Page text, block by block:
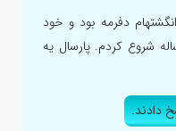
دفرمه بود و خود
شروع کردم. پارسال یه
دادند.